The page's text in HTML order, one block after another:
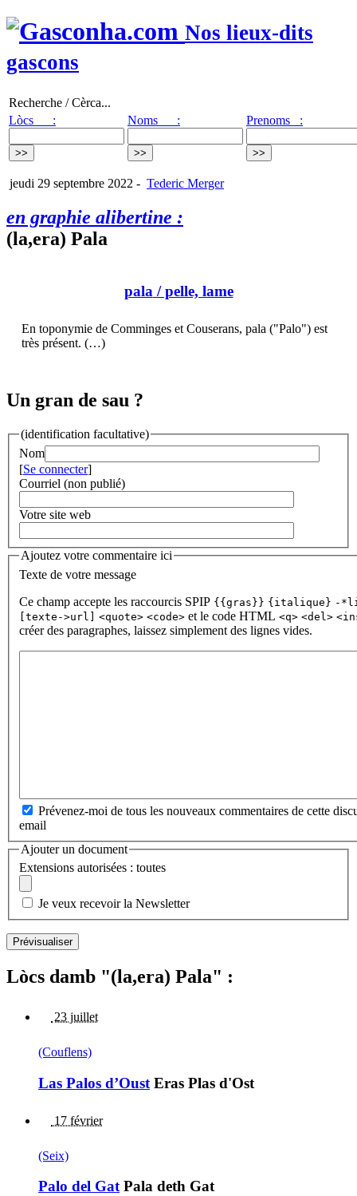
Nos lieux-dits
gascons
Recherche / Cèrca...
Lòcs :
Noms : Prenoms :
jeudi 29 septembre 2022 - Tederic Merger
en graphie alibertine :
(la,era) Pala
pala/ pelle, lame
En toponymie de Comminges et Couserans, pala ("Palo") est
très présent. (…)
Un gran de sau ?
(identification facultative)
Nom
[Se connecter]
Courriel (non publié)
Votre site web
Ajoutez votre commentaire ici
Texte de votre message
Ce champ accepte les raccourcis SPIP {{gras}} {italique} -
[texte->url] <quote> <code> et le code HTML <q> <del>
créer des paragraphes, laissez simplement des lignes vides.
Prévenez-moi de tous les nouveaux commentaires de cette
email
Ajouter un document
Extensions autorisées : toutes
Je veux recevoir la Newsletter
Lòcs damb "(la,era) Pala" :
23 juillet
(Couflens)
Las Palos d’Oust Eras Plas d'Ost
17 février
(Seix)
Palo del GatPala deth Gat